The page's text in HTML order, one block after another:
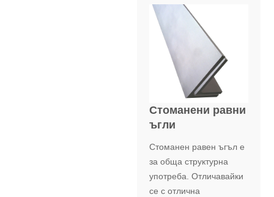
Стоманени равни
ъгли
Стоманен равен ъгъл е
за обща структурна
употреба. Отличавайки
се с отлична